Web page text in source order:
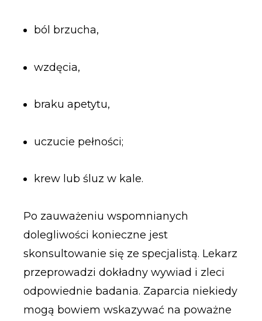
ból brzucha,
wzdęcia,
braku apetytu,
uczucie pełności;
krew lub śluz w kale.
Po zauważeniu wspomnianych
dolegliwości konieczne jest
skonsultowanie się ze specjalistą. Lekarz
przeprowadzi dokładny wywiad i zleci
odpowiednie badania. Zaparcia niekiedy
mogą bowiem wskazywać na poważne